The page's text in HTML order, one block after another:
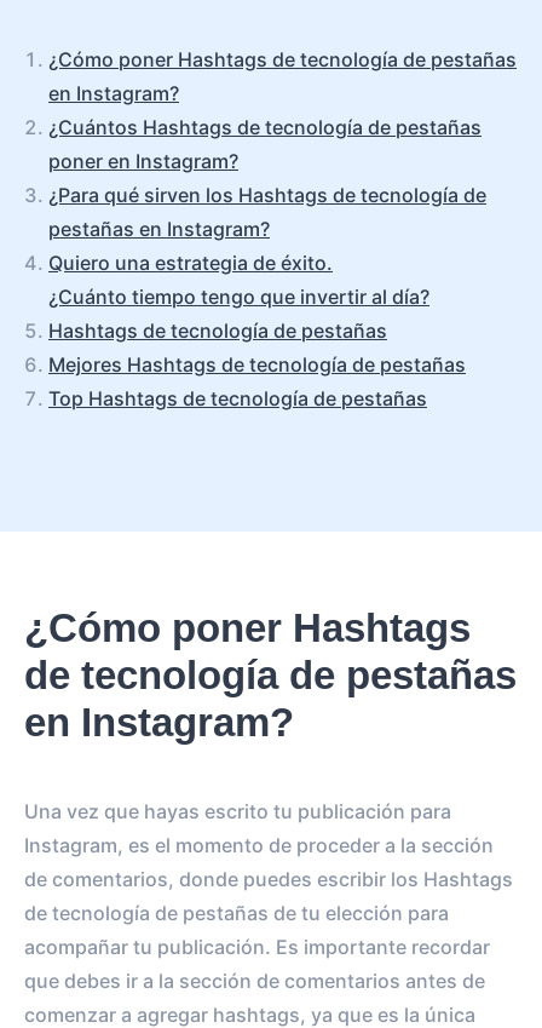
¿Cómo poner Hashtags de tecnología de pestañas
en Instagram?
¿Cuántos Hashtags de tecnología de pestañas
poner en Instagram?
¿Para qué sirven los Hashtags de tecnología de
pestañas en Instagram?
Quiero una estrategia de éxito.
¿Cuánto tiempo tengo que invertir al día?
Hashtags de tecnología de pestañas
Mejores Hashtags de tecnología de pestañas
Top Hashtags de tecnología de pestañas
¿Cómo poner Hashtags
de tecnología de pestañas
en Instagram?
Una vez que hayas escrito tu publicación para
Instagram, es el momento de proceder a la sección
de comentarios, donde puedes escribir los Hashtags
de tecnología de pestañas de tu elección para
acompañar tu publicación. Es importante recordar
que debes ir a la sección de comentarios antes de
comenzar a agregar hashtags, ya que es la única